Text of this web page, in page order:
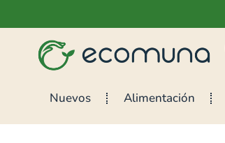
Nuevos Alimentación